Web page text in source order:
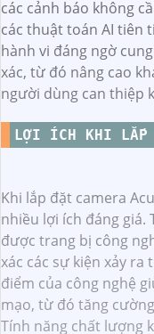
các cảnh báo không
các thuật toán AI tiên
hành vi đáng ngờ
xác, từ đó nâng cao
người dùng can thiệp
LỢI ÍCH KHI LẮP
Khi lắp đặt camera
nhiều lợi ích đáng giá.
được trang bị công
xác các sự kiện xảy
điểm của công nghệ
mạo, từ đó tăng
Tính năng chất lượng